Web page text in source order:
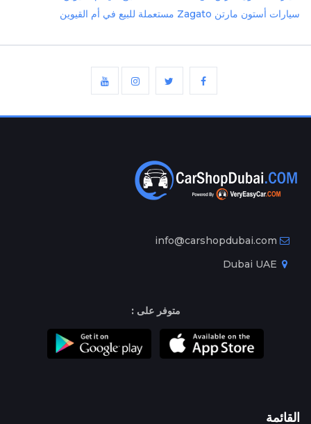
سيارات أستون مارتن Zagato مستعملة للبيع في أم القيوين
info@carshopdubai.com
متوفر على :
القائمة